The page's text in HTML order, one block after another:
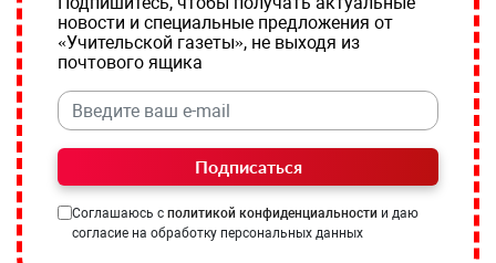
новости и специальные предложения от
«Учительской газеты», не выходя из
почтового ящика
Подписаться
Соглашаюсь с политикой конфиденциальности и даю
согласие на обработку персональных данных